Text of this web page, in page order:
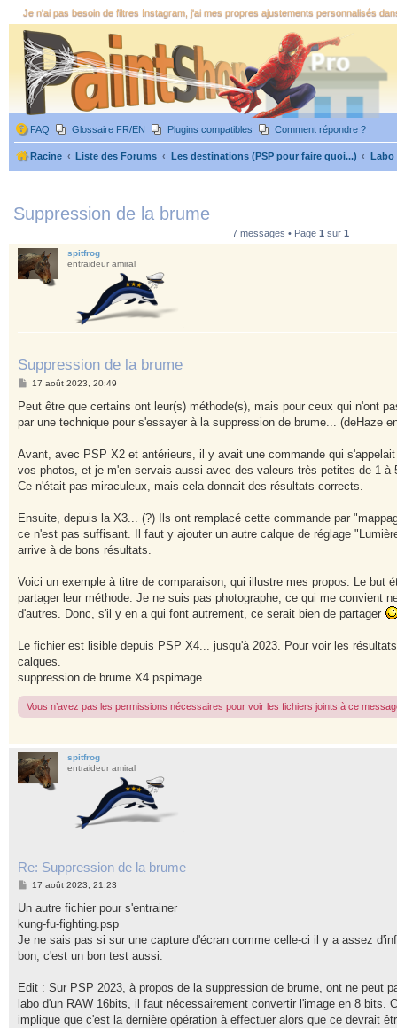
Je n'ai pas besoin de filtres Instagram, j'ai mes propres ajustements personnalisés
FAQ Glossaire FR/EN Plugins compatibles Comment répondre ?
Racine Liste des Forums Les destinations (PSP pour faire quoi...) Labo
Suppression de la brume
7 messages • Page 1 sur 1
spitfrog
entraideur amiral
Suppression de la brume
M
s
a
17 août 2023, 20:49
Peut être que certains ont leur(s) méthode(s), mais pour ceux qui n'ont
par une technique pour s'essayer à la suppression de brume... (deHaze
Avant, avec PSP X2 et antérieurs, il y avait une commande qui
vos photos, et je m'en servais aussi avec des valeurs très petites de 1 à
Ce n'était pas miraculeux, mais cela donnait des résultats corrects.
Ensuite, depuis la X3... (?) Ils ont remplacé cette commande par
ce n'est pas suffisant. Il faut y ajouter un autre calque de réglage
arrive à de bons résultats.
Voici un exemple à titre de comparaison, qui illustre mes propos. Le but
partager leur méthode. Je ne suis pas photographe, ce qui me convient
d'autres. Donc, s'il y en a qui font autrement, ce serait bien de partager
Le fichier est lisible depuis PSP X4... jusqu'à 2023. Pour voir les
calques.
suppression de brume X4.pspimage
Vous n’avez pas les permissions nécessaires pour voir les fichiers joints à ce
spitfrog
entraideur amiral
Re: Suppression de la brume
M
s
a
g
17 août 2023, 21:23
Un autre fichier pour s'entrainer
kung-fu-fighting.psp
Je ne sais pas si sur une capture d'écran comme celle-ci il y a assez
bon, c'est un bon test aussi.
Edit : Sur PSP 2023, à propos de la suppression de brume, ont ne peut
labo d'un RAW 16bits, il faut nécessairement convertir l'image en 8 bits.
implique que c'est la dernière opération à effectuer alors que ce devrait